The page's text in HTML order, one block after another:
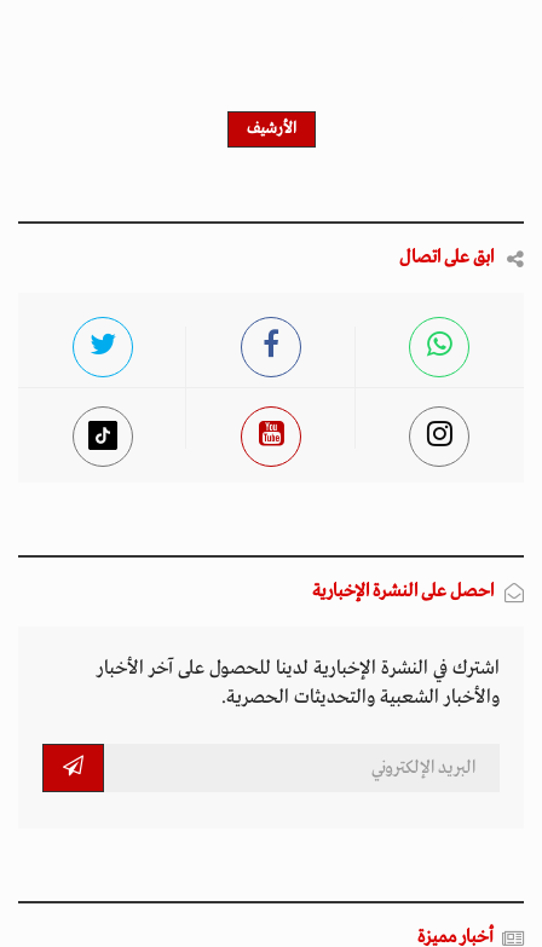
الأرشيف
ابق على اتصال
احصل على النشرة الإخبارية
اشترك في النشرة الإخبارية لدينا للحصول على آخر الأخبار
والأخبار الشعبية والتحديثات الحصرية.
أخبار مميزة